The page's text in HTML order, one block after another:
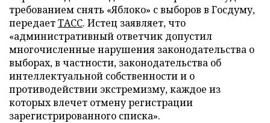
требованием снять «Яблоко» с выборов в Госдуму,
передаетТАСС. Истец заявляет, что
«административный ответчик допустил
многочисленные нарушения законодательства о
выборах, в частности, законодательства об
интеллектуальной собственности и о
противодействии экстремизму, каждое из
которых влечет отмену регистрации
зарегистрированного списка».